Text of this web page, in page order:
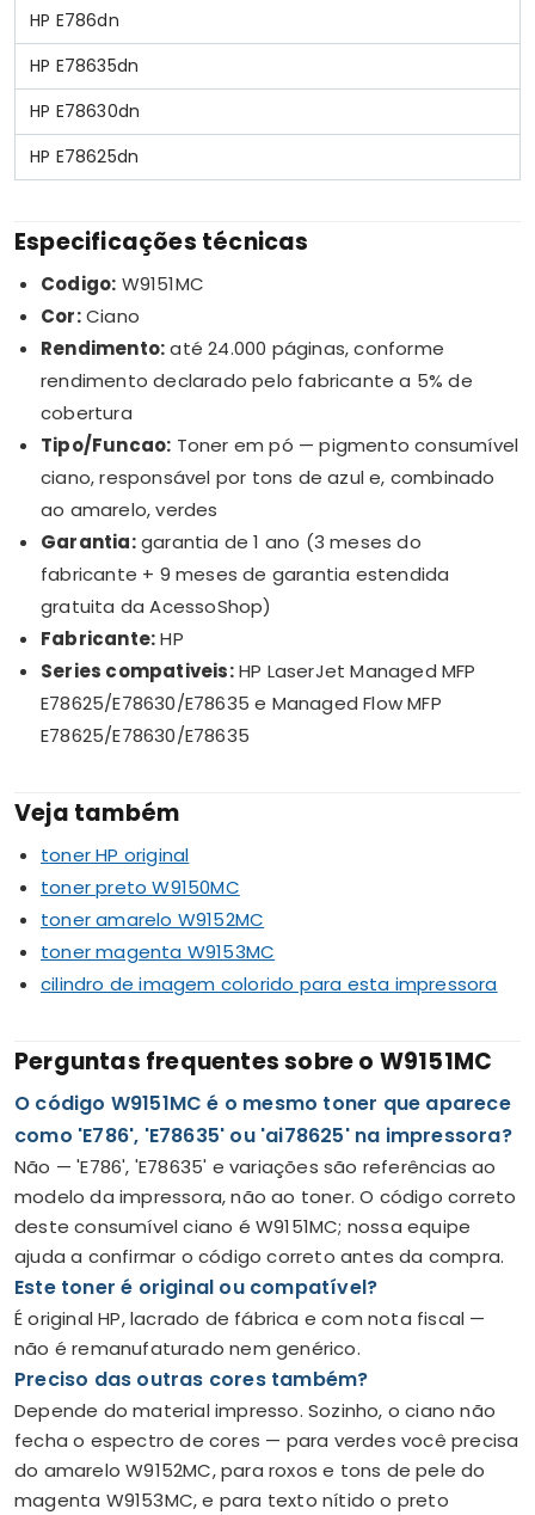
HP E786dn
HP E78635dn
HP E78630dn
HP E78625dn
Especificações técnicas
Codigo: W9151MC
Cor:Ciano
Rendimento:até 24.000 páginas, conforme
rendimento declarado pelo fabricante a 5% de
cobertura
Tipo/Funcao: Toner em pó — pigmento consumível
ciano, responsável por tons de azul e, combinado
ao amarelo, verdes
Garantia:garantia de 1 ano (3 meses do
fabricante + 9 meses de garantia estendida
gratuita da AcessoShop)
Fabricante:HP
Series compativeis:HP LaserJet Managed MFP
E78625/E78630/E78635 e Managed Flow MFP
E78625/E78630/E78635
Veja também
toner HP original
toner preto W9150MC
toner amarelo W9152MC
toner magenta W9153MC
cilindro de imagem colorido para esta impressora
Perguntas frequentes sobre o W9151MC
O código W9151MC é o mesmo toner que aparece
como 'E786', 'E78635' ou 'ai78625' na impressora?
Não — 'E786', 'E78635' e variações são referências ao
modelo da impressora, não ao toner. O código correto
deste consumível ciano é W9151MC; nossa equipe
ajuda a confirmar o código correto antes da compra.
Este toner é original ou compatível?
É original HP, lacrado de fábrica e com nota fiscal —
não é remanufaturado nem genérico.
Preciso das outras cores também?
Depende do material impresso. Sozinho, o ciano não
fecha o espectro de cores — para verdes você precisa
do amarelo W9152MC, para roxos e tons de pele do
magenta W9153MC, e para texto nítido o preto